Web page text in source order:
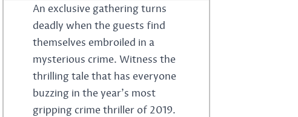
An exclusive gathering turns
deadly when the guests find
themselves embroiled in a
mysterious crime. Witness the
thrilling tale that has everyone
buzzing in the year's most
gripping crime thriller of 2019.